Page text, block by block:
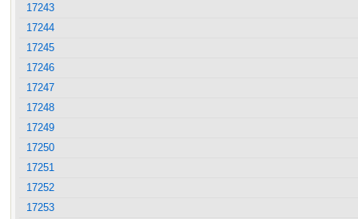
17243
17244
17245
17246
17247
17248
17249
17250
17251
17252
17253